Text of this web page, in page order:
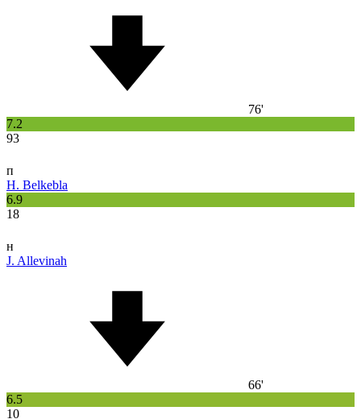
76'
7.2
93
п
H. Belkebla
6.9
18
н
J. Allevinah
66'
6.5
10